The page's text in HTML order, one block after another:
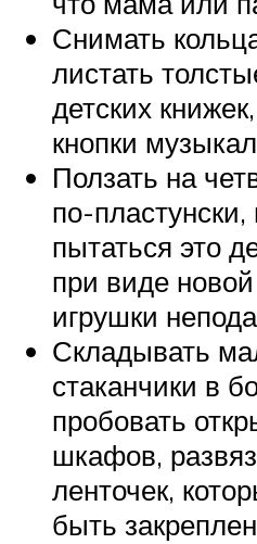
Снимать
листать
детских
кнопки
Ползать на
по-
пытаться это
при виде
игрушки
Складывать
стаканчики в
пробовать
шкафов,
ленточек,
быть